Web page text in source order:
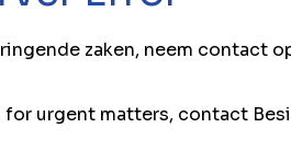
zaken, neem contact
urgent matters, contact